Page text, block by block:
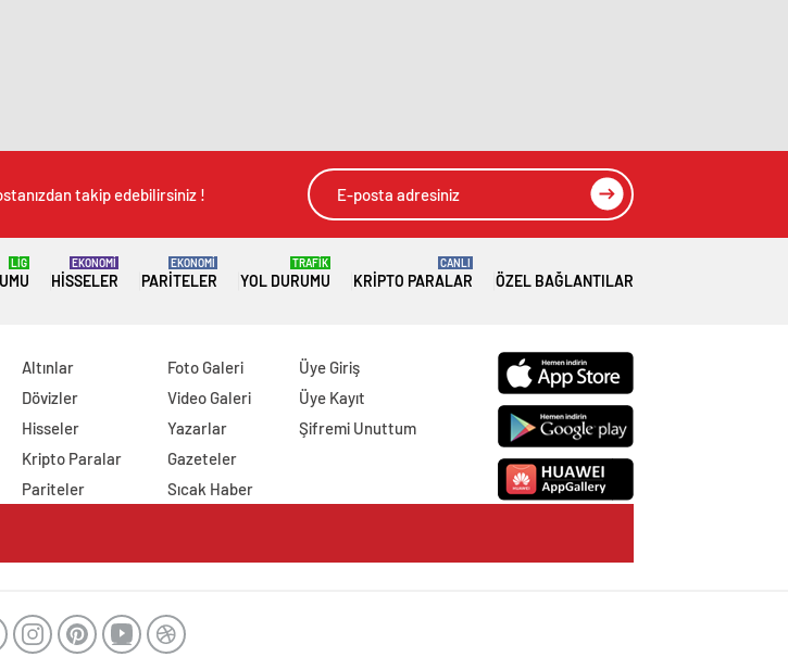
takip edebilirsiniz !
LİG
HISSELER
EKONOMİ
PARITELER
EKONOMİ
YOL DURUMU
TRAFİK
KRIPTO PARALAR
CANLI
ÖZEL BAĞLANTILAR
Altınlar
Dövizler
Hisseler
Kripto Paralar
Pariteler
Foto Galeri
Video Galeri
Yazarlar
Gazeteler
Sıcak Haber
Üye Giriş
Üye Kayıt
Şifremi Unuttum